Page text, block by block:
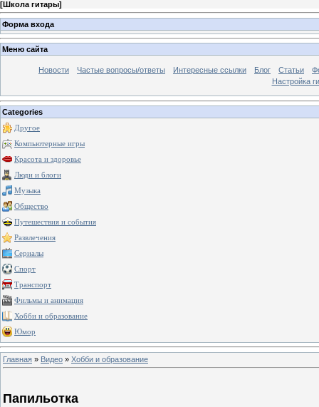
[Школа гитары]
Форма входа
Меню сайта
Новости Частые вопросы/ответы Интересные ссылки Блог Статьи
Настройка
Categories
Другое
Компьютерные игры
Красота и здоровье
Люди и блоги
Музыка
Общество
Путешествия и события
Развлечения
Сериалы
Спорт
Транспорт
Фильмы и анимация
Хобби и образование
Юмор
Главная » Видео » Хобби и образование
Папильотка